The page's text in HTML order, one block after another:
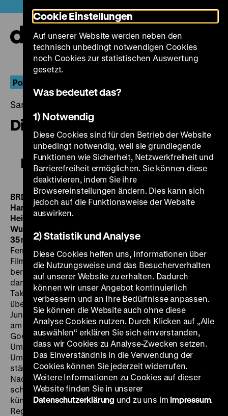
zum
Seiteninhalt
springen
Pohlandfilm
Samstag, 06. Dezember 2014, 21.00 - 00.00 Uhr
Die Tote von Beverly Hills
Die Tote von Beverly Hills
BRD 1964, R: Michael Pfleghar, B: Peter Laregh,
Hansjürgen Pohland, Michael Pfleghar, K: Ernst Wild, M:
Heinz Kiessling, D: Heidelinde Weis, Klausjürgen
Wussow, Wolfgang Neuss, Alice und Ellen Kessler, 109’
35 mmMit seinen einfallsreichen, verspielten
Fernsehshows, in denen er sich gern auch vieler
Filmtricks bediente, war Michael Pfleghar um 1960
berühmt geworden. In der tristen Filmszene der
damaligen Bundesrepublik lag es nahe, einem solchen
Talent auch einmal die Regie eines Kinospielfilms zu
übertragen. Dem Realismusanspruch der damaligen
Jungfilmer folgend, wurdeDie Tote von Beverly Hills
am Originalschauplatz der Romanvorlage von Curt
Goetz gedreht: Vor allem in Los Angeles und
Umgebung, und dies unter teils abenteuerlichen
Umständen – nicht nur, weil dem deutschen Team
ständig die mächtigen Gewerkschaften Hollywoods im
Nacken saßen. Pohland verstand sich dabei als
schöpferischer Produzent, der auch auf jene Werke
künstlerischen Einfluss nahm, bei denen er nicht als
Regisseur fungierte. So suchte er in Amerika selbst
Cookie Einstellungen
Auf unserer Website werden neben den
technisch unbedingt notwendigen Cookies
noch Cookies zur statistischen Auswertung
gesetzt.
Was bedeutet das?
1) Notwendig
Diese Cookies sind für den Betrieb der Website
unbedingt notwendig, weil sie grundlegende
Funktionen wie Sicherheit, Netzwerkfreiheit und
Barrierefreiheit ermöglichen. Sie können diese
deaktivieren, indem Sie ihre
Browsereinstellungen ändern. Dies kann sich
jedoch auf die Funktionsweise der Website
auswirken.
2) Statistik und Analyse
Diese Cookies helfen uns, Informationen über
die Nutzungsweise und das Besucherverhalten
auf unserer Website zu erhalten. Dadurch
können wir unser Angebot kontinuierlich
verbessern und an Ihre Bedürfnisse anpassen.
Sie können die Website auch ohne diese
Analyse Cookies nutzen. Durch Klicken auf „Alle
auswählen“ erklären Sie sich einverstanden,
dass wir Cookies zu Analyse-Zwecken setzen.
Das Einverständnis in die Verwendung der
Cookies können Sie jederzeit widerrufen.
Weitere Informationen zu Cookies auf dieser
Website finden Sie in unserer
Datenschutzerklärung und zu uns im Impressum.